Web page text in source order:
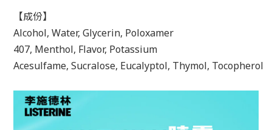
【成份】
Alcohol, Water, Glycerin, Poloxamer
407, Menthol, Flavor, Potassium
Acesulfame, Sucralose, Eucalyptol, Thymol, Tocopherol